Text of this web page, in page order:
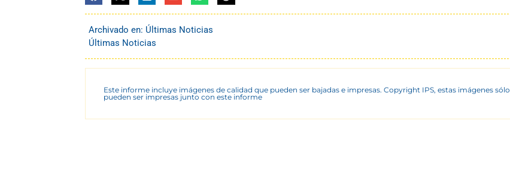
Archivado en: Últimas Noticias
Últimas Noticias
Este informe incluye imágenes de calidad que pueden ser bajadas e impresas. Copyright IPS, estas imágenes sólo
pueden ser impresas junto con este informe